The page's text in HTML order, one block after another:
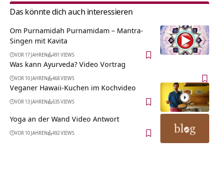
Das könnte dich auch interessieren
Om Purnamidah Purnamidam – Mantra-
Singen mit Kavita
VOR 17 JAHREN 491 VIEWS
Was kann Ayurveda? Video Vortrag
VOR 10 JAHREN 468 VIEWS
Veganer Hawaii-Kuchen im Kochvideo
VOR 13 JAHREN 635 VIEWS
Yoga an der Wand Video Antwort
VOR 10 JAHREN 492 VIEWS